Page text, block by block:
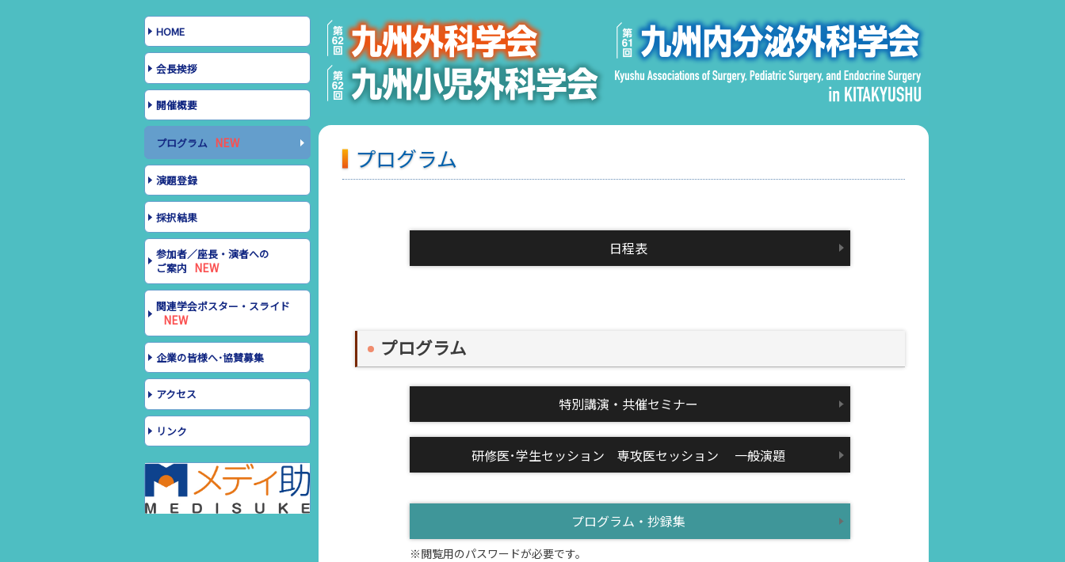
HOME
会長挨拶
開催概要
プログラム
演題登録
採択結果
参加者／座長・演者への
ご案内
関連学会ポスター・スライド
企業の皆様へ･協賛募集
アクセス
リンク
プログラム
日程表
プログラム
特別講演・共催セミナー
研修医･学生セッション 専攻医セッション 一般演題
プログラム・抄録集
※閲覧用のパスワードが必要です。